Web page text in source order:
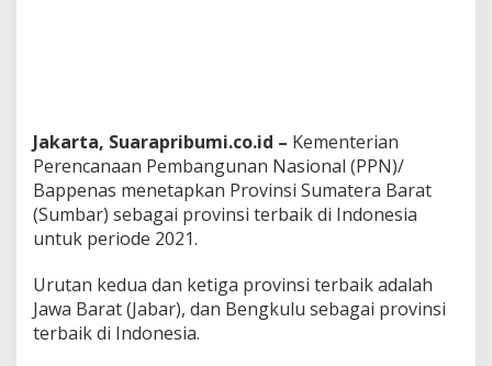
Jakarta, Suarapribumi.co.id – Kementerian
Perencanaan Pembangunan Nasional (PPN)/
Bappenas menetapkan Provinsi Sumatera Barat
(Sumbar) sebagai provinsi terbaik di Indonesia
untuk periode 2021.
Urutan kedua dan ketiga provinsi terbaik adalah
Jawa Barat (Jabar), dan Bengkulu sebagai provinsi
terbaik di Indonesia.